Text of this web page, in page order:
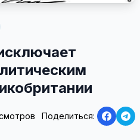
Поделиться: